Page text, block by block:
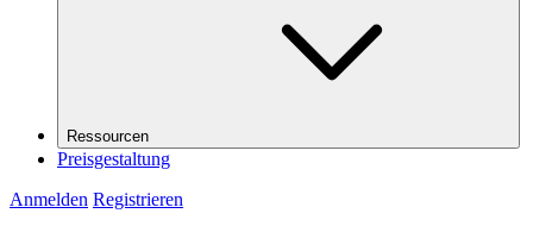
Ressourcen
Preisgestaltung
Anmelden Registrieren